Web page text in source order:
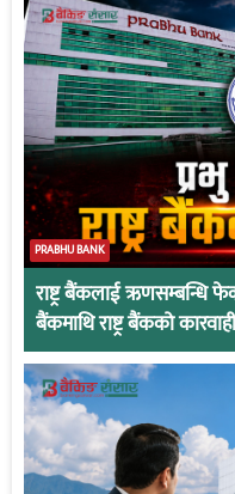
PRABHU BANK
राष्ट्र बैंकलाई ऋणसम्बन्धि
बैंकमाथि राष्ट्र बैंकको